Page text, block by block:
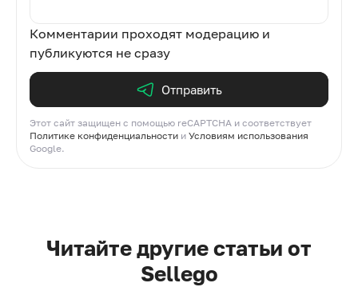
Комментарии проходят модерацию и
публикуются не сразу
Отправить
Этот сайт защищен с помощью reCAPTCHA и соответствует
Политике конфиденциальности и Условиям использования
Google.
Читайте другие статьи от
Sellego